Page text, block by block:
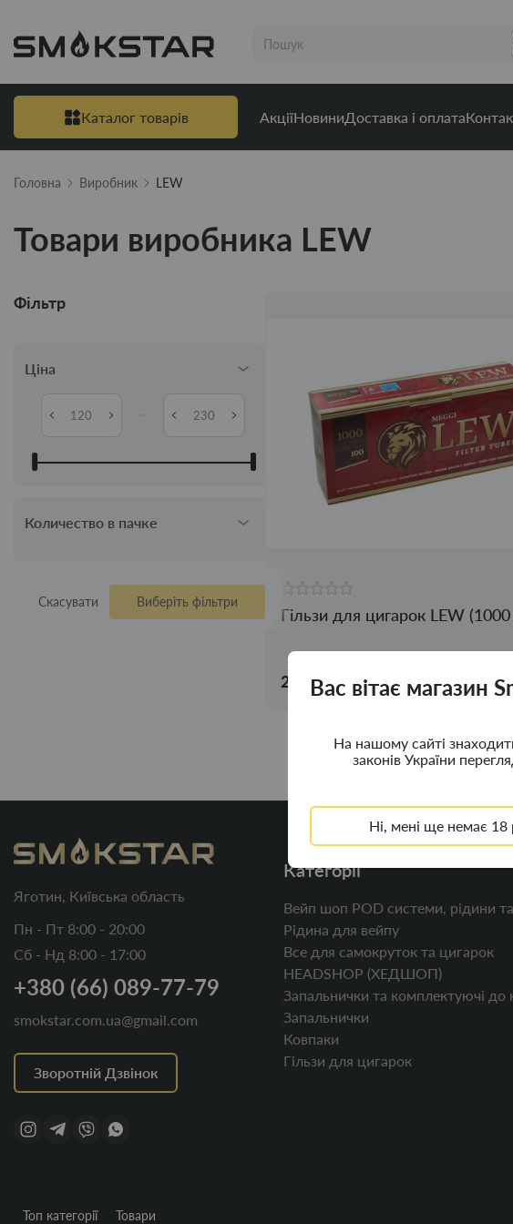
Вас вітає магазин
На нашому сайті
законів України
Ні, мені ще немає 18
Каталог товарів АкціїНовиниДоставка і оплата
Головна Виробник LEW
Товари виробника LEW
Гільзи для цигарок LEW
230.00грн.
Фільтр
Ціна
Количество в пачке
Скасувати Виберіть фільтри
Яготин, Київська область
Пн - Пт 8:00 - 20:00
Сб - Нд 8:00 - 17:00
+380 (66) 089-77-79
smokstar.com.ua@gmail.com
Зворотній Дзвінок
Категорії
Вейп шоп POD системи, рідини
Рідина для вейпу
Все для самокруток та цигарок
HEADSHOP (ХЕДШОП)
Запальнички та комплектуючі до
Запальнички
Ковпаки
Гільзи для цигарок
Топ категорії Товари